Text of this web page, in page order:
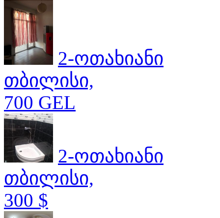
2-ოთახიანი
თბილისი,
700 GEL
2-ოთახიანი
თბილისი,
300 $